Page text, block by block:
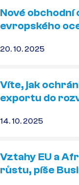
Nové obchodní
evropského
20. 10. 2025
Víte, jak
exportu do
14. 10. 2025
Vztahy EU a
růstu, píše